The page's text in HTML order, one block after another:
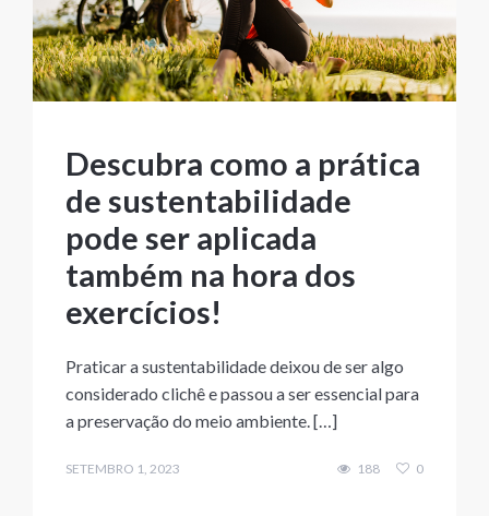
Descubra como a prática
de sustentabilidade
pode ser aplicada
também na hora dos
exercícios!
Praticar a sustentabilidade deixou de ser algo
considerado clichê e passou a ser essencial para
a preservação do meio ambiente. […]
SETEMBRO 1, 2023 188 0